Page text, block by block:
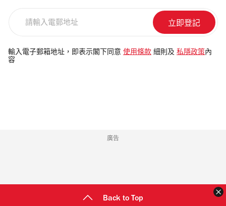
電
郵
輸入電子郵箱地址，即表示閣下同意 使用條款 細則及 私隱政策 內
容
廣告
Back to Top